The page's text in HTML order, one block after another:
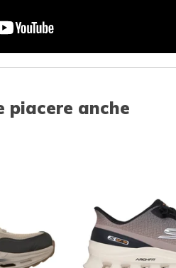
piacere anche